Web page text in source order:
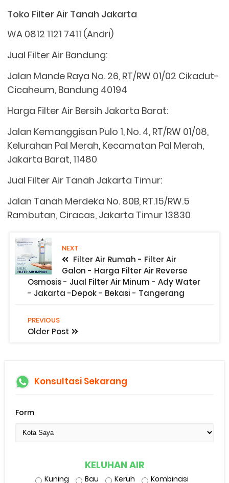
Toko Filter Air Tanah Jakarta
WA 0812 1121 7411 (Andri)
Jual Filter Air Bandung:
Jalan Mande Raya No. 26, RT/RW 01/02 Cikadut-
Cicaheum, Bandung 40194
Harga Filter Air Bersih Jakarta Barat:
Jalan Kemanggisan Pulo 1, No. 4, RT/RW 01/08,
Kelurahan Pal Merah, Kecamatan Pal Merah,
Jakarta Barat, 11480
Jual Filter Air Tanah Jakarta Timur:
Jalan Tanah Merdeka No. 80B, RT.15/RW.5
Rambutan, Ciracas, Jakarta Timur 13830
NEXT
Filter Air Rumah - Filter Air
Galon - Harga Filter Air Reverse
Osmosis - Jual Filter Air Minum - Ady Water
- Jakarta -Depok - Bekasi - Tangerang
PREVIOUS
Older Post
Konsultasi Sekarang
Form
KELUHAN AIR
Kuning Bau Keruh Kombinasi